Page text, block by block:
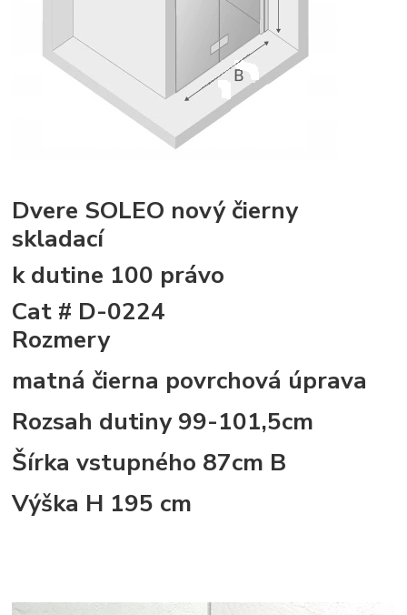
Dvere SOLEO nový čierny
skladací
k dutine 100 právo
Cat # D-0224
Rozmery
matná čierna povrchová úprava
Rozsah dutiny 99-101,5cm
Šírka vstupného 87cm B
Výška H 195 cm